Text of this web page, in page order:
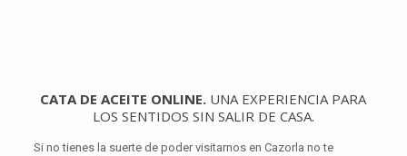
CATA DE ACEITE ONLINE. UNA EXPERIENCIA PARA
LOS SENTIDOS SIN SALIR DE CASA.
Si no tienes la suerte de poder visitarnos en Cazorla no te